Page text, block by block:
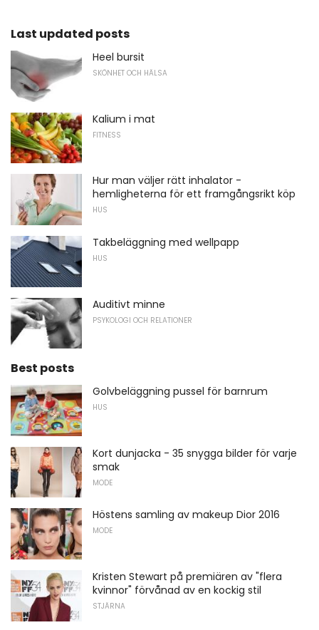
Last updated posts
Heel bursit
SKÖNHET OCH HÄLSA
Kalium i mat
FITNESS
Hur man väljer rätt inhalator -
hemligheterna för ett framgångsrikt köp
HUS
Takbeläggning med wellpapp
HUS
Auditivt minne
PSYKOLOGI OCH RELATIONER
Best posts
Golvbeläggning pussel för barnrum
HUS
Kort dunjacka - 35 snygga bilder för varje
smak
MODE
Höstens samling av makeup Dior 2016
MODE
Kristen Stewart på premiären av "flera
kvinnor" förvånad av en kockig stil
STJÄRNA